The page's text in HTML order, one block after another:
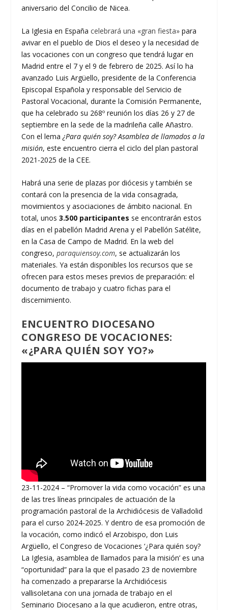
aniversario del Concilio de Nicea.
La Iglesia en Españacelebrará una «gran fiesta» para
avivar en el pueblo de Dios el deseo y la necesidad de
las vocaciones con un congreso que tendrá lugar en
Madrid entre el 7 y el 9 de febrero de 2025. Así lo ha
avanzado Luis Argüello, presidente de la Conferencia
Episcopal Española y responsable del Servicio de
Pastoral Vocacional, durante la Comisión Permanente,
que ha celebrado su 268º reunión los días 26 y 27 de
septiembre en la sede de la madrileña calle Añastro.
Con el lema¿Para quién soy? Asamblea de llamados a la
misión, este encuentro cierra el ciclo del plan pastoral
2021-2025 de la CEE.
Habrá una serie de plazas por diócesis y también se
contará con la presencia de la vida consagrada,
movimientos y asociaciones de ámbito nacional. En
total, unos3.500 participantes se encontrarán estos
días en el pabellón Madrid Arena y el Pabellón Satélite,
en la Casa de Campo de Madrid. En la web del
congreso,paraquiensoy.com, se actualizarán los
materiales. Ya están disponibles los recursos que se
ofrecen para estos meses previos de preparación: el
documento de trabajo y cuatro fichas para el
discernimiento.
ENCUENTRO DIOCESANO
CONGRESO DE VOCACIONES:
«¿PARA QUIÉN SOY YO?»
23-11-2024 – “Promover la vida como vocación” es una
de las tres líneas principales de actuación de la
programación pastoral de la Archidiócesis de Valladolid
para el curso 2024-2025. Y dentro de esa promoción de
la vocación, como indicó el Arzobispo, don Luis
Argüello, el Congreso de Vocaciones ‘¿Para quién soy?
La Iglesia, asamblea de llamados para la misión’ es una
“oportunidad” para la que el pasado 23 de noviembre
ha comenzado a prepararse la Archidiócesis
vallisoletana con una jornada de trabajo en el
Seminario Diocesano a la que acudieron, entre otras,